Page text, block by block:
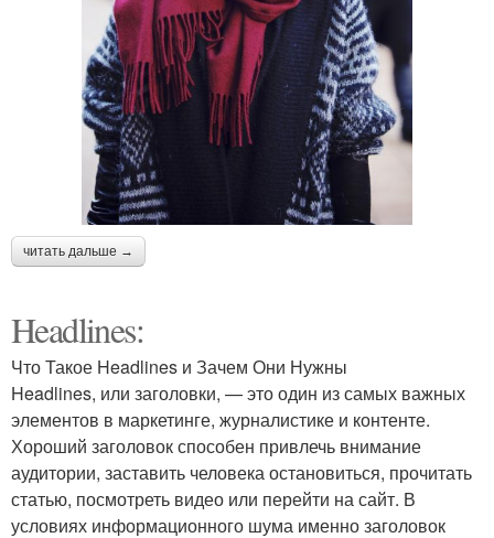
читать дальше →
Headlines:
Что Такое Headlines и Зачем Они Нужны
Headlines, или заголовки, — это один из самых важных
элементов в маркетинге, журналистике и контенте.
Хороший заголовок способен привлечь внимание
аудитории, заставить человека остановиться, прочитать
статью, посмотреть видео или перейти на сайт. В
условиях информационного шума именно заголовок